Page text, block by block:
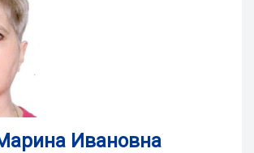
Ивановна